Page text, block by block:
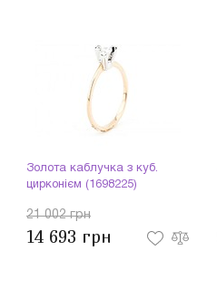
Золота каблучка з куб.
цирконієм (1698225)
21 002 грн
14 693 грн